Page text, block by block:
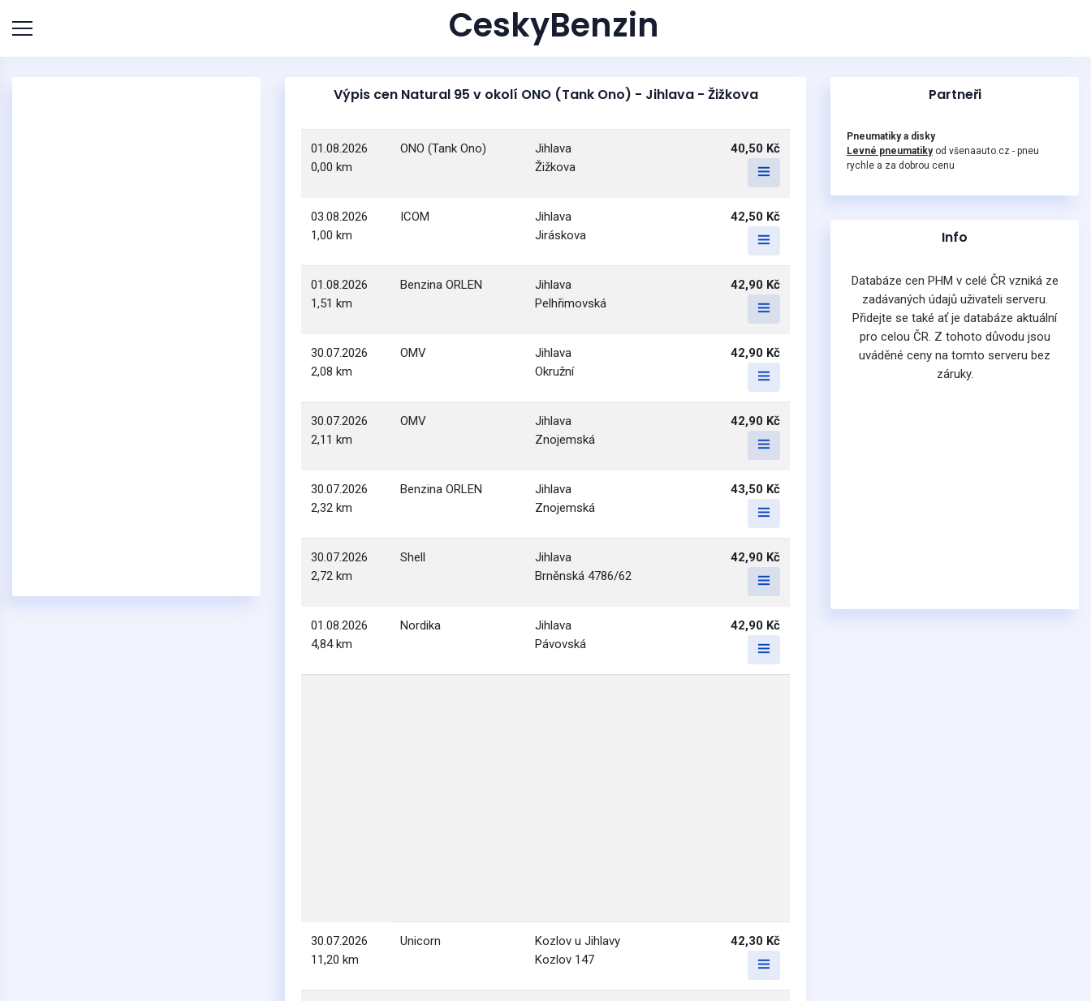
CeskyBenzin
Výpis cen Natural 95 v okolí ONO (Tank Ono) - Jihlava - Žižkova
01.08.2026
0,00 km
ONO (Tank Ono)
Jihlava
Žižkova
40,50 Kč
03.08.2026
1,00 km
ICOM
Jihlava
Jiráskova
42,50 Kč
01.08.2026
1,51 km
Benzina ORLEN
Jihlava
Pelhřimovská
42,90 Kč
30.07.2026
2,08 km
OMV
Jihlava
Okružní
42,90 Kč
30.07.2026
2,11 km
OMV
Jihlava
Znojemská
42,90 Kč
30.07.2026
2,32 km
Benzina ORLEN
Jihlava
Znojemská
43,50 Kč
30.07.2026
2,72 km
Shell
Jihlava
Brněnská 4786/62
42,90 Kč
01.08.2026
4,84 km
Nordika
Jihlava
Pávovská
42,90 Kč
30.07.2026
11,20 km
Unicorn
Kozlov u Jihlavy
Kozlov 147
42,30 Kč
Partneři
Pneumatiky a disky
Levné pneumatikyod všenaauto.cz - pneu
rychle a za dobrou cenu
Info
Databáze cen PHM v celé ČR vzniká ze
zadávaných údajů uživateli serveru.
Přidejte se také ať je databáze aktuální
pro celou ČR. Z tohoto důvodu jsou
uváděné ceny na tomto serveru bez
záruky.